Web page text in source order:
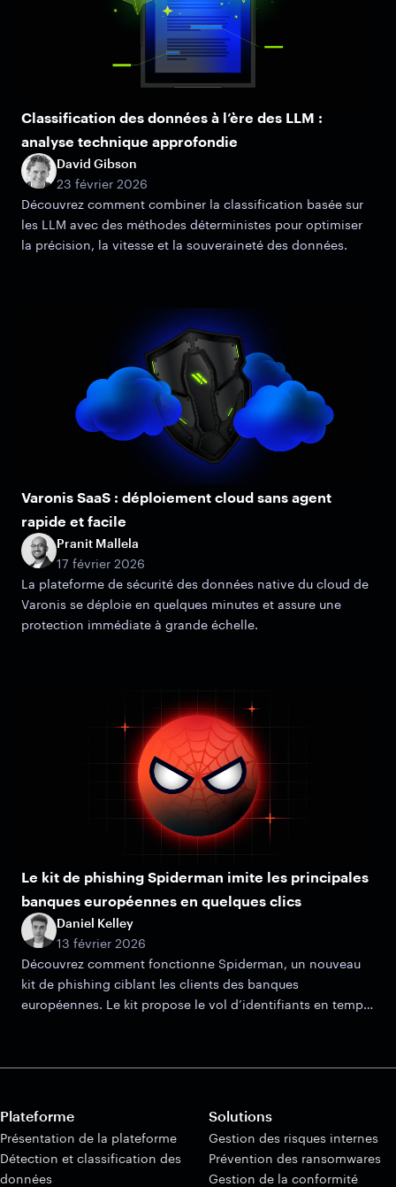
Classification des données à l’ère des LLM :
analyse technique approfondie
David Gibson
23 février 2026
Découvrez comment combiner la classification basée sur
les LLM avec des méthodes déterministes pour optimiser
la précision, la vitesse et la souveraineté des données.
Varonis SaaS : déploiement cloud sans agent
rapide et facile
Pranit Mallela
17 février 2026
La plateforme de sécurité des données native du cloud de
Varonis se déploie en quelques minutes et assure une
protection immédiate à grande échelle.
Le kit de phishing Spiderman imite les principales
banques européennes en quelques clics
Daniel Kelley
13 février 2026
Découvrez comment fonctionne Spiderman, un nouveau
kit de phishing ciblant les clients des banques
européennes. Le kit propose le vol d’identifiants en temps
Plateforme
Présentation de la plateforme
Détection et classification des
données
Solutions
Gestion des risques internes
Prévention des ransomwares
Gestion de la conformité